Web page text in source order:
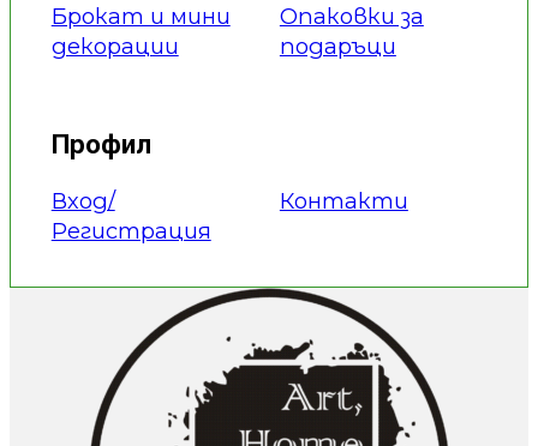
Брокат и мини
декорации
Опаковки за
подаръци
Профил
Вход/
Регистрация
Контакти